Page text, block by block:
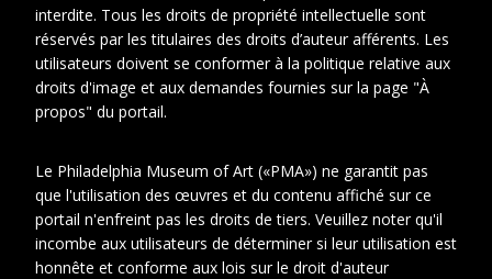
Date
1950-1950
Cotes
extremes
Représenté
Villon, Jacques
Villon (née Boeuf),
Gabrielle (1879-1968)
interdite. Tous les droits de propriété intellectuelle sont
réservés par les titulaires des droits d’auteur afférents. Les
utilisateurs doivent se conformer à la politique relative aux
droits d'image et aux demandes fournies sur la page "À
propos" du portail.
Le Philadelphia Museum of Art («PMA») ne garantit pas
que l'utilisation des œuvres et du contenu affiché sur ce
portail n'enfreint pas les droits de tiers. Veuillez noter qu'il
incombe aux utilisateurs de déterminer si leur utilisation est
honnête et conforme aux lois sur le droit d'auteur